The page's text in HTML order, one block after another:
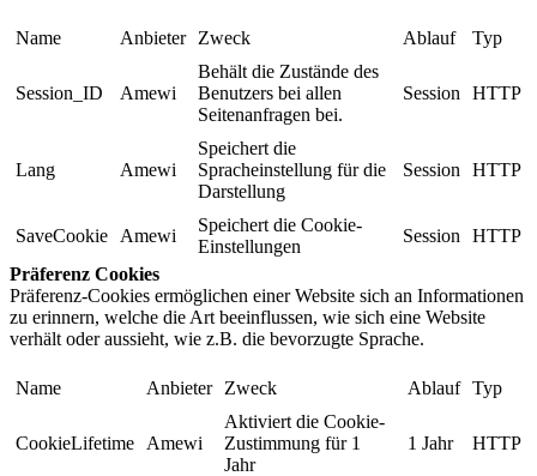
Name Anbieter Zweck Ablauf Typ
Session_ID Amewi
Behält die Zustände des
Benutzers bei allen
Seitenanfragen bei.
Session HTTP
Lang Amewi
Speichert die
Spracheinstellung für die
Darstellung
Session HTTP
SaveCookie Amewi
Speichert die Cookie-
Einstellungen
Session
HTTP
Präferenz Cookies
Präferenz-Cookies ermöglichen einer Website sich an Informationen
zu erinnern, welche die Art beeinflussen, wie sich eine Website
verhält oder aussieht, wie z.B. die bevorzugte Sprache.
Name Anbieter Zweck Ablauf Typ
CookieLifetime Amewi
Aktiviert die Cookie-
Zustimmung für 1
Jahr
1 Jahr HTTP